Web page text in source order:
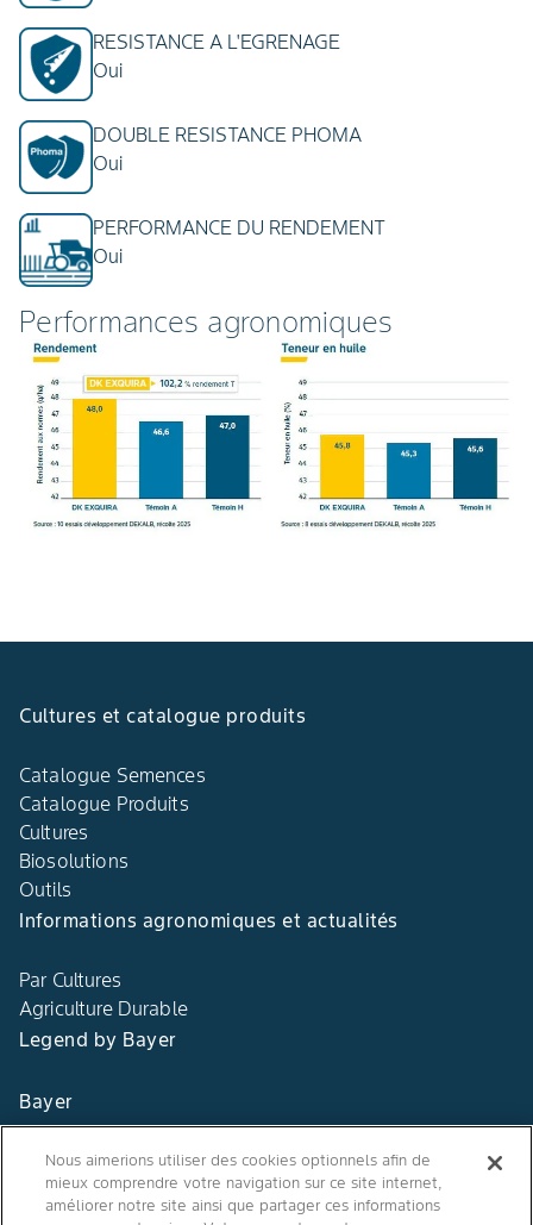
RESISTANCE A L'EGRENAGE
Oui
DOUBLE RESISTANCE PHOMA
Oui
PERFORMANCE DU RENDEMENT
Oui
Performances agronomiques
Cultures et catalogue produits
Catalogue Semences
Catalogue Produits
Cultures
Biosolutions
Outils
Informations agronomiques et actualités
Par Cultures
Agriculture Durable
Legend by Bayer
Bayer
Contact
Qui sommes nous ?
Nous aimerions utiliser des cookies optionnels afin de
mieux comprendre votre navigation sur ce site internet,
améliorer notre site ainsi que partager ces informations